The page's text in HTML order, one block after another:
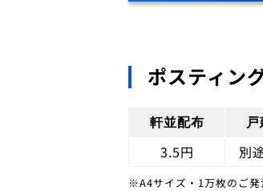
ポスティン
軒並配布
3.5円 別
※A4サイズ・1万枚のご